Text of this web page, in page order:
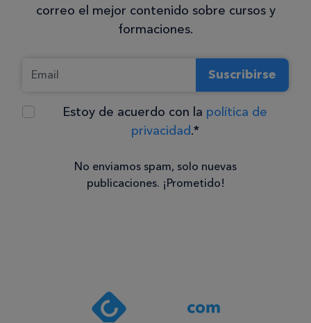
correo el mejor contenido sobre cursos y
formaciones.
Suscribirse
Estoy de acuerdo con la política de
privacidad.*
Consentimiento
política de
privacidad .*
No enviamos spam, solo nuevas
publicaciones. ¡Prometido!